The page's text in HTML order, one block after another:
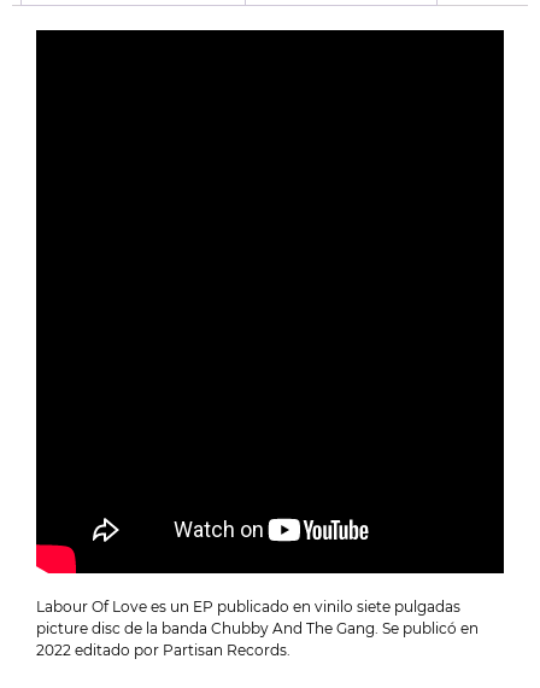
Labour Of Love es un EP publicado en vinilo siete pulgadas
picture disc de la banda Chubby And The Gang. Se publicó en
2022 editado por Partisan Records.